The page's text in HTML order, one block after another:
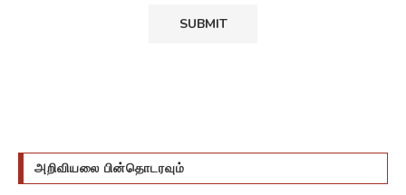
அறிவியலை பின்தொடரவும்